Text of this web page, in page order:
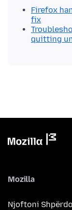
Firefox
fix
quitting
Mozilla
Njoftoni